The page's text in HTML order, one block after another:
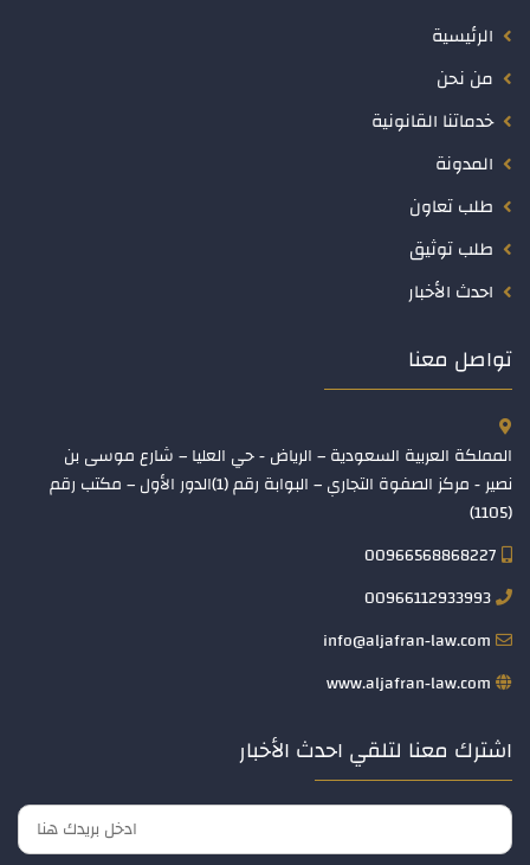
الرئيسية
من نحن
خدماتنا القانونية
المدونة
طلب تعاون
طلب توثيق
احدث الأخبار
تواصل معنا
المملكة العربية السعودية – الرياض - حي العليا – شارع موسى بن
نصير - مركز الصفوة التجاري – البوابة رقم (1)الدور الأول – مكتب رقم
(1105)
00966568868227
00966112933993
info@aljafran-law.com
www.aljafran-law.com
اشترك معنا لتلقي احدث الأخبار